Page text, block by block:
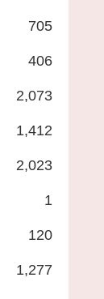
705
406
2,073
1,412
2,023
1
120
1,277